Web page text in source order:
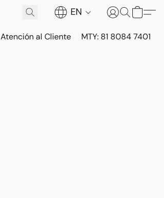
EN
Atención al Cliente MTY: 81 8084 7401